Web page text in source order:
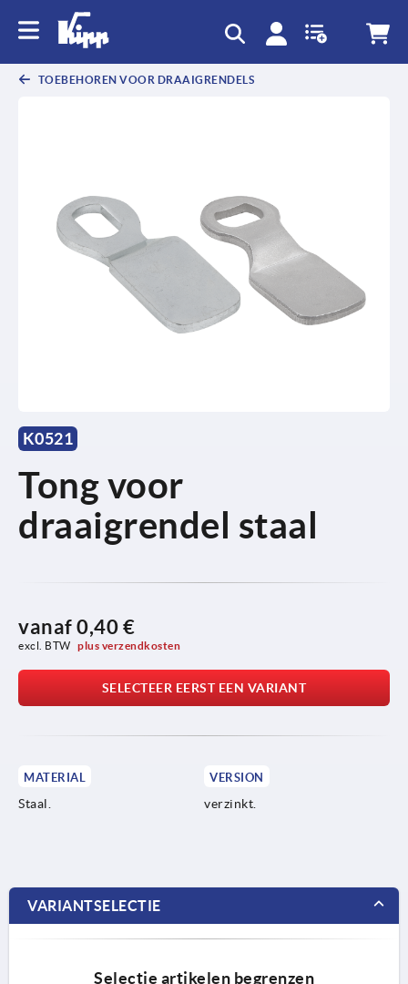
TOEBEHOREN VOOR DRAAIGRENDELS
K0521
Tong voor
draaigrendel staal
vanaf 0,40 €
excl. BTW plus verzendkosten
SELECTEER EERST EEN VARIANT
MATERIAL
Staal.
VERSION
verzinkt.
VARIANTSELECTIE
Selectie artikelen begrenzen